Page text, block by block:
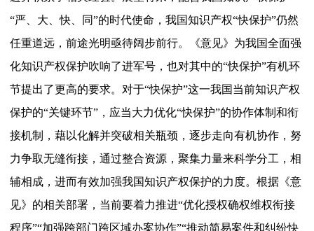
“严、大、快、同”的时代使命，我国知识产权“快保护”仍然
任重道远，前途光明亟待阔步前行。《意见》为我国全面强
化知识产权保护吹响了进军号，也对其中的“快保护”有机环
节提出了更高的要求。对于“快保护”这一我国当前知识产权
保护的“关键环节”，应当大力优化“快保护”的协作体制和衔
接机制，藉以化解并突破相关瓶颈，逐步走向有机协作，努
力争取无缝衔接，通过整合资源，聚集力量来科学分工，相
辅相成，进而有效加强我国知识产权保护的力度。根据《意
见》的相关部署，当前要着力推进“优化授权确权维权衔接
程序”“加强跨部门跨区域办案协作”“推动简易案件和纠纷快